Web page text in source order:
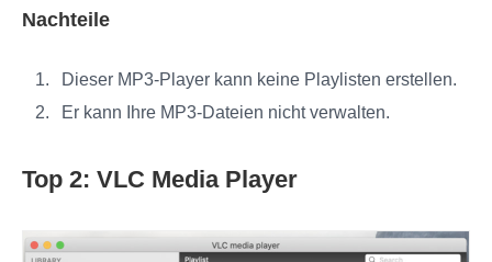
Nachteile
Dieser MP3-Player kann keine Playlisten erstellen.
Er kann Ihre MP3-Dateien nicht verwalten.
Top 2: VLC Media Player